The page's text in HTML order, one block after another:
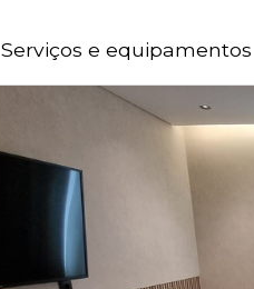
Serviços e equipamentos